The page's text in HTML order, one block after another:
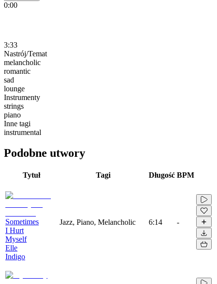
0:00
3:33
Nastrój/Temat
melancholic
romantic
sad
lounge
Instrumenty
strings
piano
Inne tagi
instrumental
Podobne utwory
Tytuł Tagi Długość BPM
Sometimes
I Hurt
Myself
Elle
Indigo
Jazz, Piano, Melancholic 6:14 -